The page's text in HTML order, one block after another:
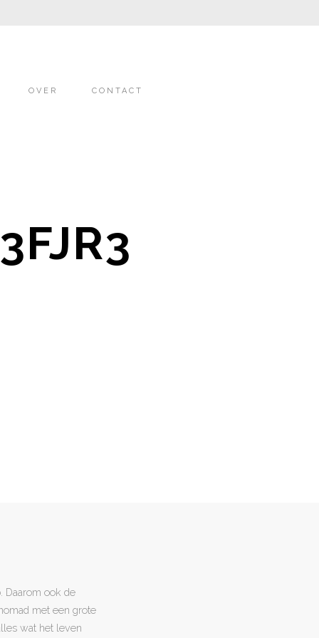
OVER CONTACT
Daarom ook de
met een grote
wat het leven